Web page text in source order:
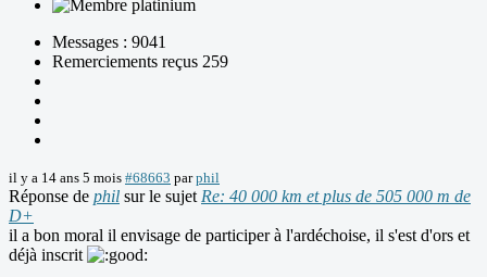
Messages : 9041
Remerciements reçus 259
il y a 14 ans 5 mois #68663 parphil
Réponse de phil sur le sujet Re: 40 000 km et plus de 505 000 m de
D+
il a bon moral il envisage de participer à l'ardéchoise, il s'est d'ors et
déjà inscrit